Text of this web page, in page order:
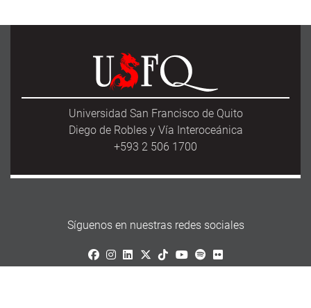
Universidad San Francisco de Quito
Diego de Robles y Vía Interoceánica
+593 2 506 1700
Síguenos en nuestras redes sociales